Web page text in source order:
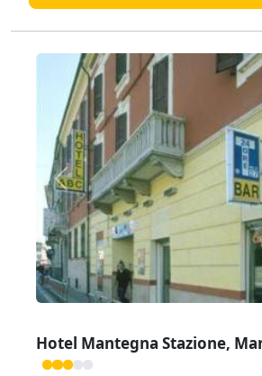
Zurück
Hotel Mantegna Stazione,